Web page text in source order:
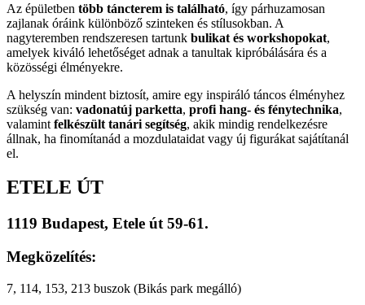
Az épületben több táncterem is található, így párhuzamosan
zajlanak óráink különböző szinteken és stílusokban. A
nagyteremben rendszeresen tartunk bulikat és workshopokat,
amelyek kiváló lehetőséget adnak a tanultak kipróbálására és a
közösségi élményekre.
A helyszín mindent biztosít, amire egy inspiráló táncos élményhez
szükség van: vadonatúj parketta, profi hang- és fénytechnika,
valamint felkészült tanári segítség, akik mindig rendelkezésre
állnak, ha finomítanád a mozdulataidat vagy új figurákat sajátítanál
el.
ETELE ÚT
1119 Budapest, Etele út 59-61.
Megközelítés:
7, 114, 153, 213 buszok (Bikás park megálló)